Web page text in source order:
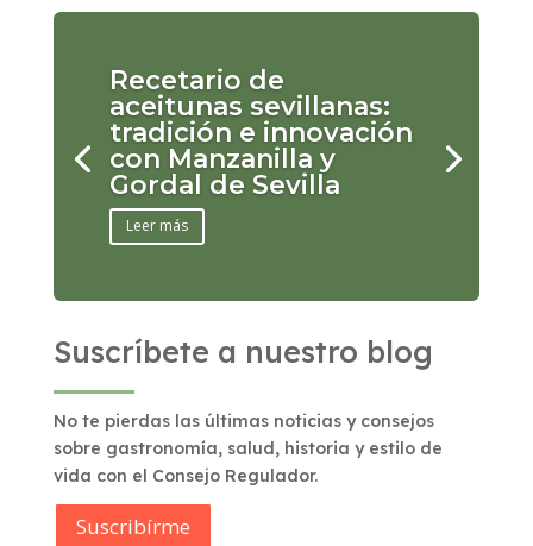
Recetario de
aceitunas sevillanas:
tradición e innovación
con Manzanilla y
Gordal de Sevilla
Leer más
Suscríbete a nuestro blog
No te pierdas las últimas noticias y consejos
sobre gastronomía, salud, historia y estilo de
vida con el Consejo Regulador.
Suscribírme